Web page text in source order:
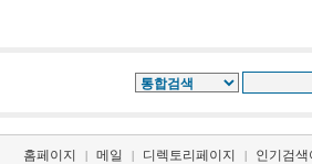
홈페이지 | 메일 | 디렉토리페이지 | 인기검색